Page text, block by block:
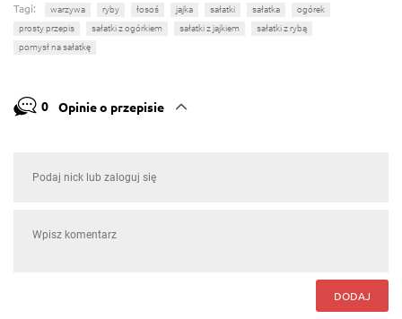
Tagi: warzywa ryby łosoś jajka sałatki sałatka
ogórek
prosty przepis
sałatki z ogórkiem sałatki z jajkiem
sałatki z rybą
pomysł na sałatkę
0 Opinie o przepisie
DODAJ